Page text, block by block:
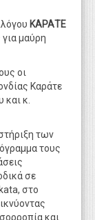
ΚΑΡΑΤΕ
μαύρη
οι
Καράτε
και κ.
των
τους
σε
στο
και